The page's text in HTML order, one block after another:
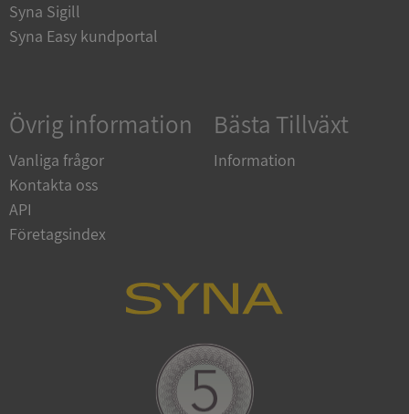
Syna Sigill
Syna Easy kundportal
Övrig information
Vanliga frågor
Kontakta oss
API
Företagsindex
Bästa Tillväxt
Information
VISITOR_PRIVACY_METADATA
YouTube
.youtube.com
ASP.NET_SessionId
Microsoft